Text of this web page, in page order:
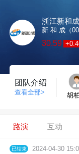
浙江新和
新 和 成（
30.59
团队介绍
查看全部> 胡
路演 互动
已结束 2024-04-30